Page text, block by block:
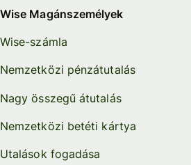
Wise Magánszemélyek
Wise-számla
Nemzetközi pénzátutalás
Nagy összegű átutalás
Nemzetközi betéti kártya
Utalások fogadása